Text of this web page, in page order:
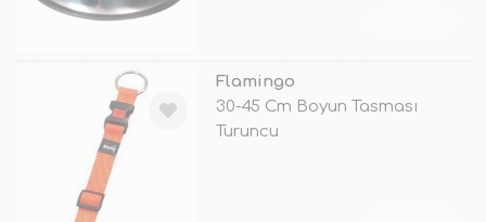
Flamingo
30-45 Cm Boyun Tasması
Turuncu